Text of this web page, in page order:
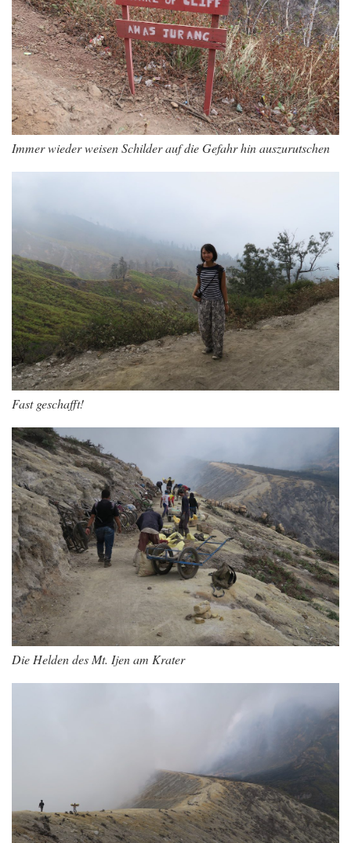
Immer wieder weisen Schilder auf die Gefahr hin auszurutschen
Fast geschafft!
Die Helden des Mt. Ijen am Krater